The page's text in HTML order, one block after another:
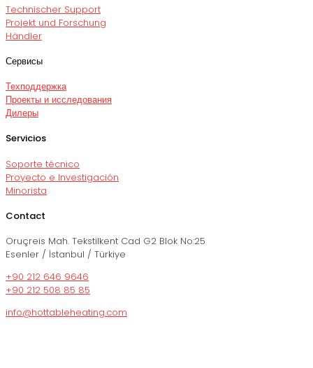
Technischer Support
Projekt und Forschung
Händler
Сервисы
Техподдержка
Проекты и исследования
Дилеры
Servicios
Soporte técnico
Proyecto e Investigación
Minorista
Contact
Oruçreis Mah. Tekstilkent Cad G2 Blok No:25
Esenler / İstanbul / Türkiye
+90 212 646 9646
+90 212 508 85 85
info@hottableheating.com